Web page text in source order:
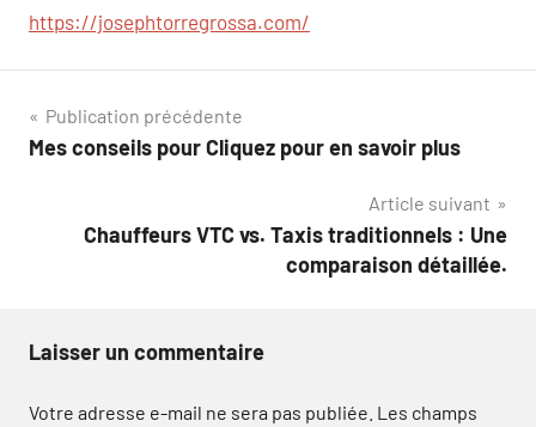
https://josephtorregrossa.com/
Navigation
de
Publication précédente
Mes conseils pour Cliquez pour en savoir plus
Article suivant
Chauffeurs VTC vs. Taxis traditionnels : Une
comparaison détaillée.
Laisser un commentaire
Votre adresse e-mail ne sera pas publiée. Les champs